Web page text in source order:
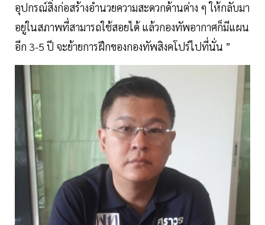
อุปกรณ์สิ่งก่อสร้างอำนวยความสะดวกด้านต่าง ๆ ให้กลับมา
อยู่ในสภาพที่สามารถใช้สอยได้ แล้วกองทัพอากาศก็มีแผน
อีก 3-5 ปี จะย้ายการฝึกของกองทัพสิงคโปร์ไปที่นั่น ”